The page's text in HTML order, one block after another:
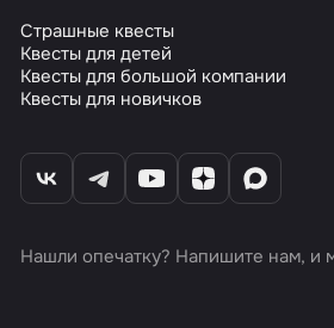
Страшные квесты
Квесты для детей
Квесты для большой компании
Квесты для новичков
Нашли опечатку? Напишите нам, и